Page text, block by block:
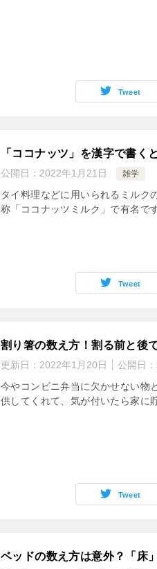
Tweet
「ココナッツ」を漢字で書く
公開日： 2022年1月21日 雑学
タイ料理などに用いられるミルク
称「ココナッツミルク」で有名で
Tweet
割り箸の数え方！割る前と後
更新日： 2022年1月20日 公開日：
今やコンビニ弁当に欠かせない物
供してくれて、気が付いたら家に
Tweet
ベッドの数え方は意外？「床